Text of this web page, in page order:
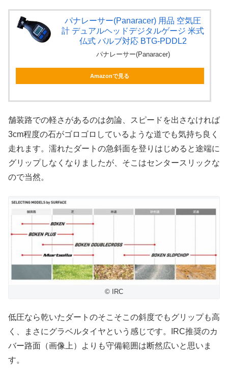
パナレーサー(Panaracer) 用品 空気圧
計 デュアルヘッドデジタルゲージ 米式
仏式 バルブ対応 BTG-PDDL2
パナレーサー(Panaracer)
Amazonで見る
舗装路での軽さがあるのは勿論、スピードを出さなければ
3cm程度の石がゴロゴロしているような道でも気持ち良く
走れます。濡れたダートの急斜面を登りはじめると途端に
グリップしなくなりましたが、そこはセンタースリックな
ので当然。
© IRC
低圧なら乾いたダートのそこそこの斜度でもグリップも高
く、まさにグラベルタイヤという感じです。IRC推奨のカ
バー路面（画像上）よりも守備範囲は断然広いと思いま
す。